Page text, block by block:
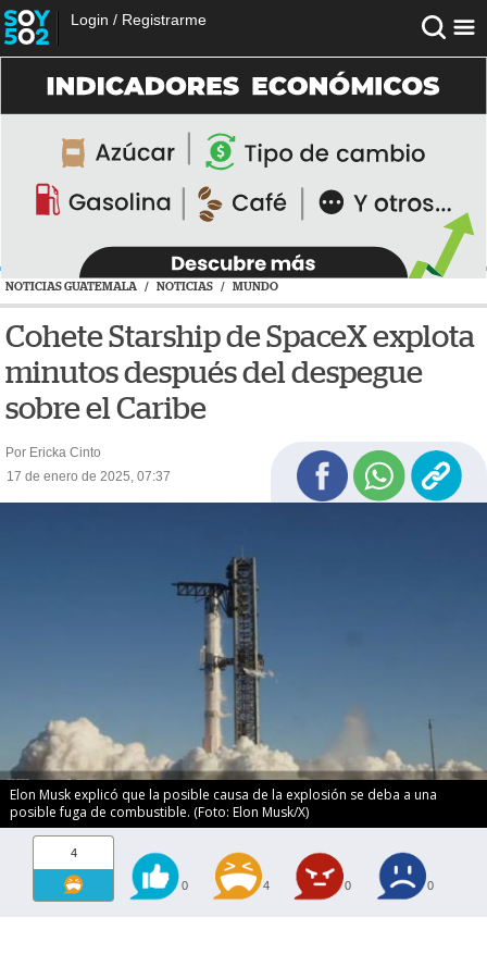
Login / Registrarme
NOTICIAS GUATEMALA / NOTICIAS / MUNDO
Cohete Starship de SpaceX explota
minutos después del despegue
sobre el Caribe
Por Ericka Cinto
17 de enero de 2025, 07:37
Elon Musk explicó que la posible causa de la explosión se deba a una
posible fuga de combustible. (Foto: Elon Musk/X)
4
0 4 0 0